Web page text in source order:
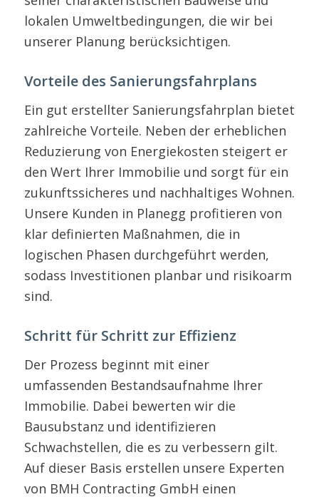
lokalen Umweltbedingungen, die wir bei
unserer Planung berücksichtigen.
Vorteile des Sanierungsfahrplans
Ein gut erstellter Sanierungsfahrplan bietet
zahlreiche Vorteile. Neben der erheblichen
Reduzierung von Energiekosten steigert er
den Wert Ihrer Immobilie und sorgt für ein
zukunftssicheres und nachhaltiges Wohnen.
Unsere Kunden in Planegg profitieren von
klar definierten Maßnahmen, die in
logischen Phasen durchgeführt werden,
sodass Investitionen planbar und risikoarm
sind.
Schritt für Schritt zur Effizienz
Der Prozess beginnt mit einer
umfassenden Bestandsaufnahme Ihrer
Immobilie. Dabei bewerten wir die
Bausubstanz und identifizieren
Schwachstellen, die es zu verbessern gilt.
Auf dieser Basis erstellen unsere Experten
von BMH Contracting GmbH einen